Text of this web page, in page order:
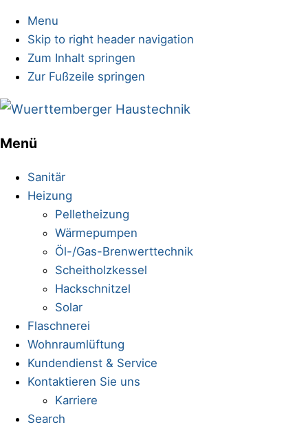
Menu
Skip to right header navigation
Zum Inhalt springen
Zur Fußzeile springen
Sanitärinstallationen
Mobile
Menu
Menü
Sanitär
Heizung
Pelletheizung
Wärmepumpen
Öl-/Gas-Brenwerttechnik
Scheitholzkessel
Hackschnitzel
Solar
Flaschnerei
Wohnraumlüftung
Kundendienst & Service
Kontaktieren Sie uns
Karriere
Search